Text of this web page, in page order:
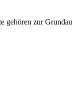
gehören zur